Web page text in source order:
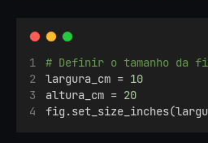
# Definir o tamanho da
largura_cm = 10
altura_cm = 20